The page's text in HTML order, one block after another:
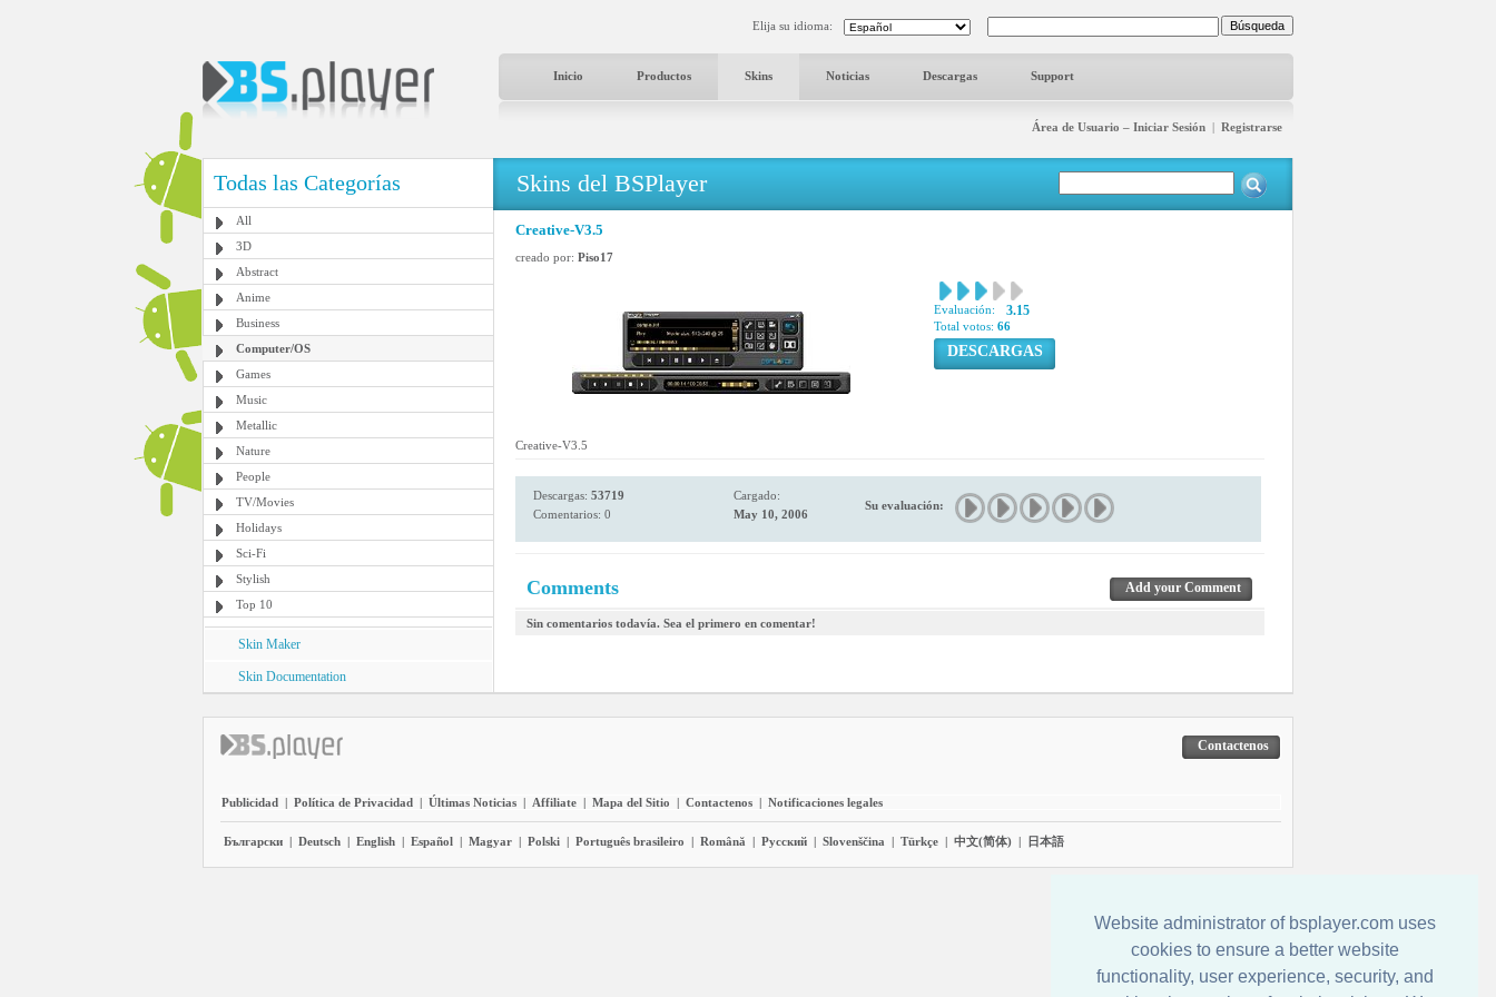
Website administrator of bsplayer.com uses
cookies to ensure a better website
functionality, user experience, security, and
Elija su idioma:
Inicio Productos Skins Noticias Descargas Support
Área de Usuario – Iniciar Sesión | Registrarse
Todas las Categorías
All
3D
Abstract
Anime
Business
Computer/OS
Games
Music
Metallic
Nature
People
TV/Movies
Holidays
Sci-Fi
Stylish
Top 10
Skin Maker
Skin Documentation
Skins del BSPlayer
Creative-V3.5
creado por: Piso17
Evaluación: 3.15
Total votos: 66
DESCARGAS
Creative-V3.5
Descargas: 53719
Comentarios: 0
Cargado:
May 10, 2006
Su evaluación:
Comments Add your Comment
Sin comentarios todavía. Sea el primero en comentar!
Contactenos
Publicidad | Política de Privacidad | Últimas Noticias | Affiliate | Mapa del Sitio | Contactenos | Notificaciones legales
Български | Deutsch | English | Español | Magyar | Polski | Português brasileiro | Română | Pyccĸий | Slovenščina | Türkçe | 中文(简体) | 日本語